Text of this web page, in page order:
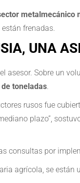
metalmecánico
frenadas.
UNA
asesor. Sobre un
toneladas.
rusos fue
plazo”,
consultas por
agrícola, se están